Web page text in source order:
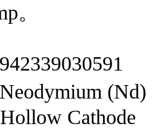
。
(Nd)
Cathode